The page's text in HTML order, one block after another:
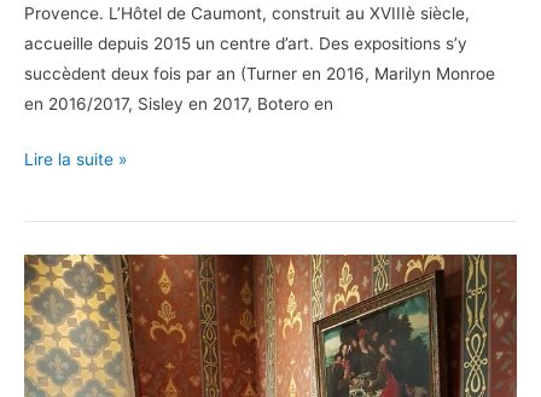
Provence. L’Hôtel de Caumont, construit au XVIIIè siècle,
accueille depuis 2015 un centre d’art. Des expositions s’y
succèdent deux fois par an (Turner en 2016, Marilyn Monroe
en 2016/2017, Sisley en 2017, Botero en
L’Hôtel
Caumont
Aix
en
Provence
Lire la suite »